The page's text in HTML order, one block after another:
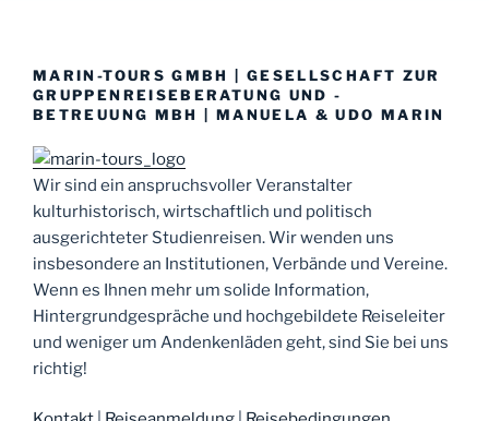
MARIN-TOURS GMBH | GESELLSCHAFT ZUR
GRUPPENREISEBERATUNG UND -
BETREUUNG MBH | MANUELA & UDO MARIN
Wir sind ein anspruchsvoller Veranstalter
kulturhistorisch, wirtschaftlich und politisch
ausgerichteter Studienreisen. Wir wenden uns
insbesondere an Institutionen, Verbände und Vereine.
Wenn es Ihnen mehr um solide Information,
Hintergrundgespräche und hochgebildete Reiseleiter
und weniger um Andenkenläden geht, sind Sie bei uns
richtig!